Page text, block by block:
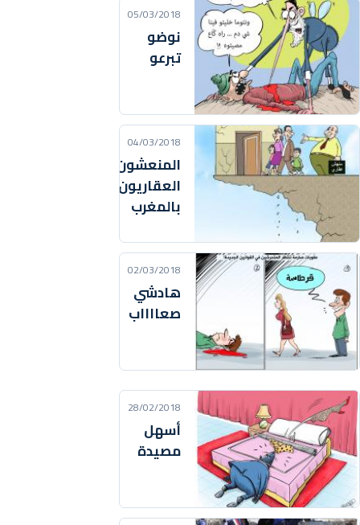
05/03/2018
نوضو
تبرعو
04/03/2018
المنعشون
العقاريون
بالمغرب
02/03/2018
هادشي
صعااااب
28/02/2018
أسهل
مصيدة